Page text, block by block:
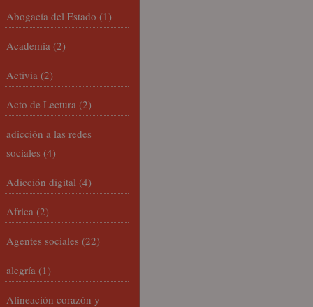
Abogacía del Estado (1)
Academia (2)
Activia (2)
Acto de Lectura (2)
adicción a las redes
sociales (4)
Adicción digital (4)
Africa (2)
Agentes sociales (22)
alegría (1)
Alineación corazón y